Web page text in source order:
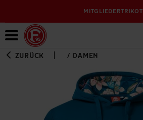
MITGLIEDERTRIKOT
ZURÜCK / DAMEN